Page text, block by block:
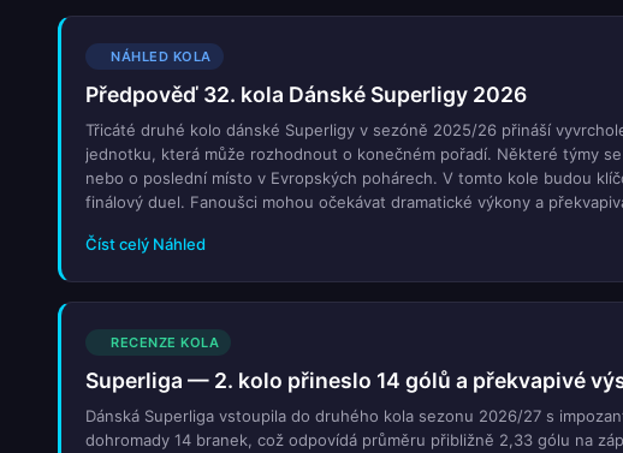
NÁHLED KOLA
Předpověď 32. kola Dánské Superligy 2026
Třicáté druhé kolo dánské Superligy v sezóně 2025/26 přináší
jednotku, která může rozhodnout o konečném pořadí. Některé týmy
nebo o poslední místo v Evropských pohárech. V tomto kole budou
finálový duel. Fanoušci mohou očekávat dramatické výkony a
sledovat, jak se vyvíjí boj o titul a o místa v Evropě.
Číst celý Náhled
RECENZE KOLA
Superliga — 2. kolo přineslo 14 gólů a překvapivé
Dánská Superliga vstoupila do druhého kola sezonu 2026/27 s
dohromady 14 branek, což odpovídá průměru přibližně 2,33 gólu na